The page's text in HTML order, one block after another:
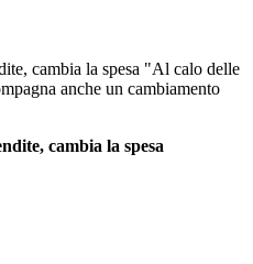
cambia la spesa "Al calo delle
anche un cambiamento
cambia la spesa